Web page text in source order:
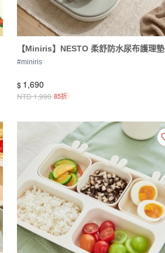
【Miniris】NESTO 柔舒防水尿布護理墊
#miniris
$ 1,690
NTD1,990 85折